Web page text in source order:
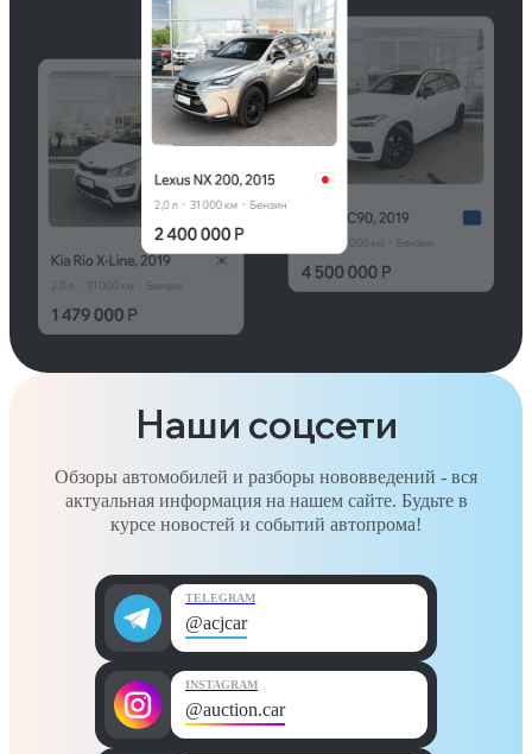
Наши соцсети
Обзоры автомобилей и разборы нововведений - вся
актуальная информация на нашем сайте. Будьте в
курсе новостей и событий автопрома!
TELEGRAM
@acjcar
INSTAGRAM
@auction.car